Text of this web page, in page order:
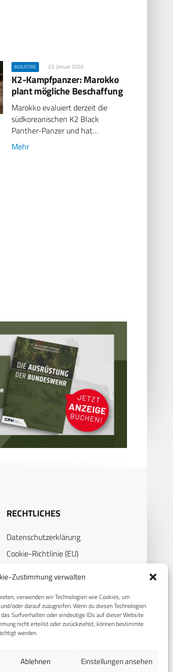
Zustimmung verwalten
verwenden wir Technologien wie Cookies, um
oder darauf zuzugreifen. Wenn du diesen Technologien
Surfverhalten oder eindeutige IDs auf dieser Website
nicht erteilst oder zurückziehst, können bestimmte
werden.
Ablehnen Einstellungen ansehen
INDUSTRIE 23. Januar 2026
K2-Kampfpanzer: Marokko
plant mögliche Beschaffung
Marokko evaluiert derzeit die
südkoreanischen K2 Black
Panther-Panzer und hat…
Mehr
RECHTLICHES
Datenschutzerklärung
Cookie-Richtlinie (EU)
Impressum